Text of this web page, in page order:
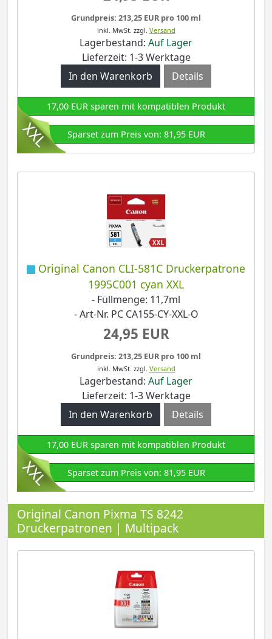
Grundpreis: 213,25 EUR pro 100 ml
inkl. MwSt. zzgl. Versand
Lagerbestand: Auf Lager
Lieferzeit: 1-3 Werktage
Details
17,00 EUR sparen mit kompatiblen Produkt
Sparset zum Preis von: 81,95 EUR
Original Canon CLI-581C Druckerpatrone
1995C001 cyan XXL
- Füllmenge: 11,7ml
- Art-Nr. PC CA155-CY-XXL-O
24,95 EUR
Grundpreis: 213,25 EUR pro 100 ml
inkl. MwSt. zzgl. Versand
Lagerbestand: Auf Lager
Lieferzeit: 1-3 Werktage
Details
17,00 EUR sparen mit kompatiblen Produkt
Sparset zum Preis von: 81,95 EUR
Original Canon Pixma TS 8242
Druckerpatronen | Multipack